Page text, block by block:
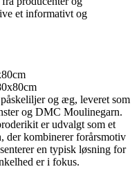
et informativt og
og æg, leveret som
og DMC Moulinegarn.
er udvalgt som et
der kombinerer forårsmotiv
en typisk løsning for
er i fokus.